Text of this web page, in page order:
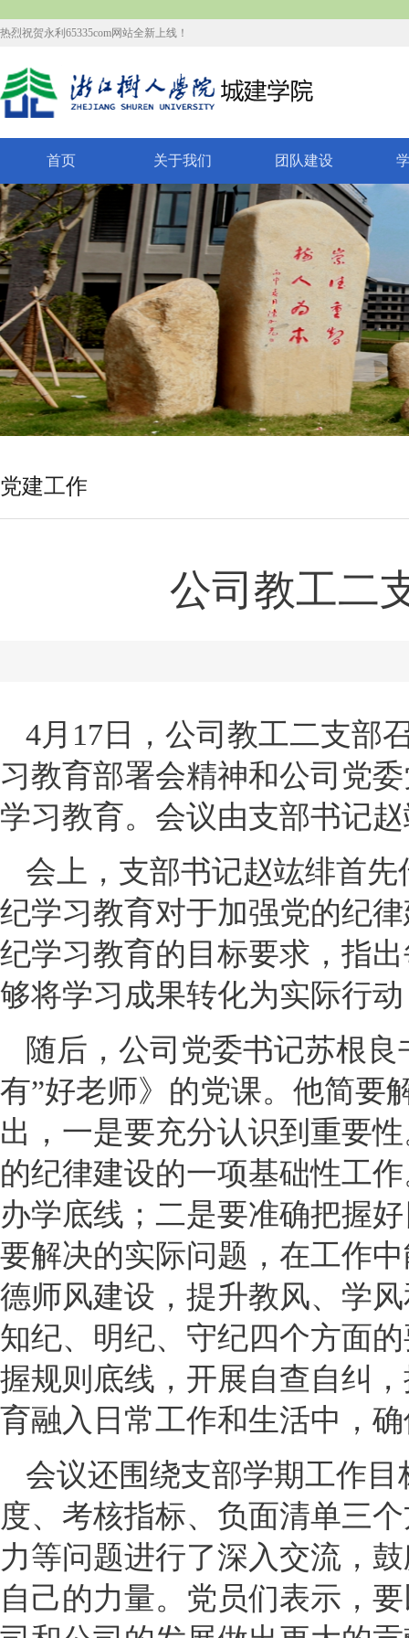
热烈祝贺永利65335com网站全新上线！
首页 关于我们 团队建设
党建工作
公司教工二
4月17日，公司教工二支部
习教育部署会精神和公司党
学习教育。会议由支部书记
会上，支部书记赵竑绯首
纪学习教育对于加强党的纪
纪学习教育的目标要求，指
够将学习成果转化为实际行
随后，公司党委书记苏根
有”好老师》的党课。他简要
出，一是要充分认识到重要
的纪律建设的一项基础性工
办学底线；二是要准确把握
要解决的实际问题，在工作
德师风建设，提升教风、学
知纪、明纪、守纪四个方面
握规则底线，开展自查自纠
育融入日常工作和生活中，
会议还围绕支部学期工作
度、考核指标、负面清单三
力等问题进行了深入交流，
自己的力量。党员们表示，